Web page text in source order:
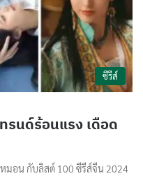
ซีรีส์
รนด์ร้อนแรง เดือด
อน กับลิสต์ 100 ซีรีส์จีน 2024